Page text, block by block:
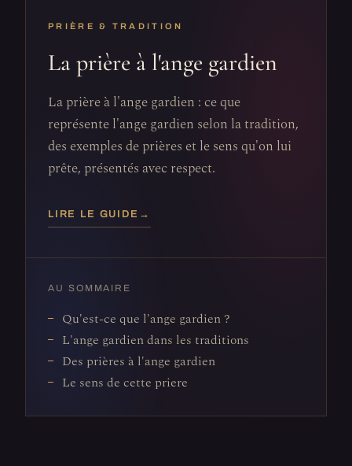
PRIÈRE & TRADITION
La prière à l'ange gardien
La prière à l'ange gardien : ce que
représente l'ange gardien selon la tradition,
des exemples de prières et le sens qu'on lui
prête, présentés avec respect.
LIRE LE GUIDE →
AU SOMMAIRE
Qu'est-ce que l'ange gardien ?
L'ange gardien dans les traditions
Des prières à l'ange gardien
Le sens de cette priere